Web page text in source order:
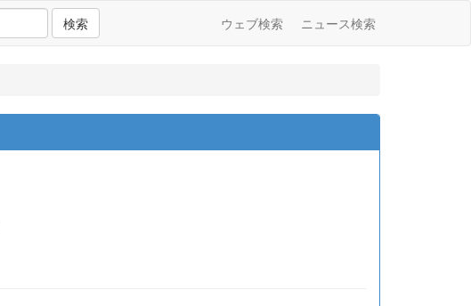
検索 ウェブ検索 ニュース検索